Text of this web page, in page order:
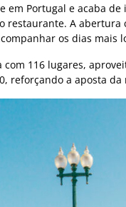
em Portugal e acaba
restaurante. A
os dias mais
116 lugares,
reforçando a aposta